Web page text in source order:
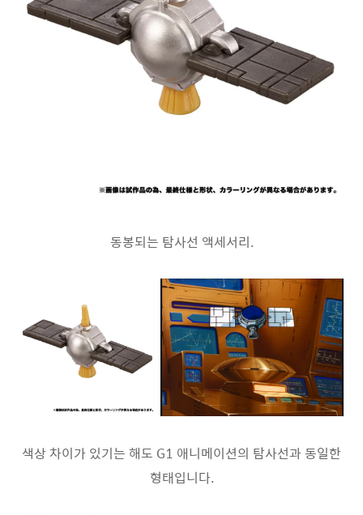
동봉되는 탐사선 액세서리.
색상 차이가 있기는 해도 G1 애니메이션의 탐사선과 동일한
형태입니다.